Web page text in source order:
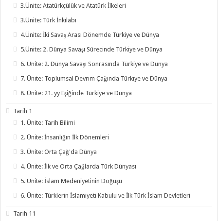
3.Ünite: Atatürkçülük ve Atatürk İlkeleri
3.Ünite: Türk İnkılabı
4.Ünite: İki Savaş Arası Dönemde Türkiye ve Dünya
5.Ünite: 2. Dünya Savaşı Sürecinde Türkiye ve Dünya
6. Ünite: 2. Dünya Savaşı Sonrasında Türkiye ve Dünya
7. Ünite: Toplumsal Devrim Çağında Türkiye ve Dünya
8. Ünite: 21. yy Eşiğinde Türkiye ve Dünya
Tarih 1
1. Ünite: Tarih Bilimi
2. Ünite: İnsanlığın İlk Dönemleri
3. Ünite: Orta Çağ'da Dünya
4. Ünite: İlk ve Orta Çağlarda Türk Dünyası
5. Ünite: İslam Medeniyetinin Doğuşu
6. Ünite: Türklerin İslamiyeti Kabulu ve İlk Türk İslam Devletleri
Tarih 11